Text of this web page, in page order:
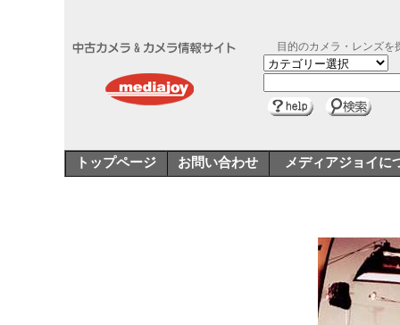
目的のカメラ・レンズを
トップページ お問い合わせ メディアジョイに